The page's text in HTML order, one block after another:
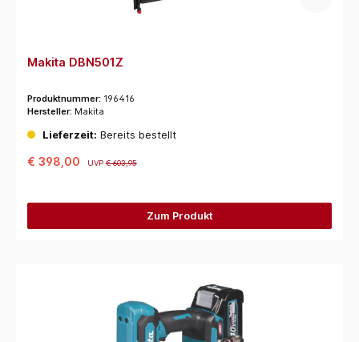
Makita DBN501Z
Produktnummer: 196416
Hersteller: Makita
Lieferzeit: Bereits bestellt
€ 398,00 UVP€ 603,95
Zum Produkt